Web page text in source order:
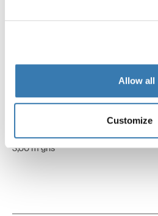
Allow all
Customize
Thule Subsola front pack
paneles de toldo del paquete frontal
3,00 m gris